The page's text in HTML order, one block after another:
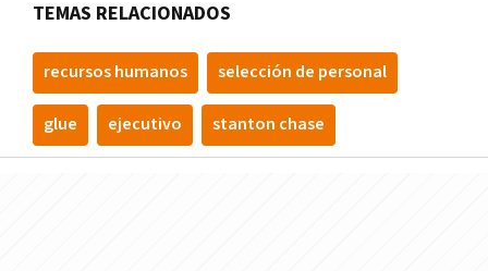
TEMAS RELACIONADOS
recursos humanos selección de personal
glue ejecutivo stanton chase